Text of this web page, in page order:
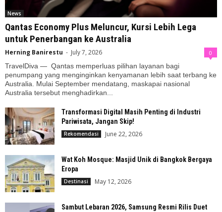
News
Qantas Economy Plus Meluncur, Kursi Lebih Lega
untuk Penerbangan ke Australia
Herning Banirestu - July 7, 2026 0
TravelDiva — Qantas memperluas pilihan layanan bagi
penumpang yang menginginkan kenyamanan lebih saat terbang ke
Australia. Mulai September mendatang, maskapai nasional
Australia tersebut menghadirkan...
Transformasi Digital Masih Penting di Industri
Pariwisata, Jangan Skip!
Rekomendasi June 22, 2026
Wat Koh Mosque: Masjid Unik di Bangkok Bergaya
Eropa
Destinasi May 12, 2026
Sambut Lebaran 2026, Samsung Resmi Rilis Duet